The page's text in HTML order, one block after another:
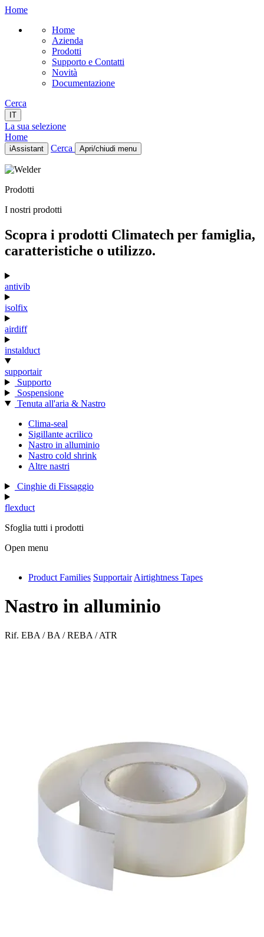
Home
Home
Azienda
Prodotti
Supporto e Contatti
Novità
Documentazione
Cerca
IT
La sua selezione
Home
iAssistant Cerca Apri/chiudi menu
Home
Prodotti
Novità
IT
Prodotti
I nostri prodotti
Scopra i prodotti Climatech per famiglia,
caratteristiche o utilizzo.
antivib
isolfix
airdiff
instalduct
supportair
Supporto
Sospensione
Tenuta all'aria & Nastro
Clima-seal
Sigillante acrilico
Nastro in alluminio
Nastro cold shrink
Altre nastri
Cinghie di Fissaggio
flexduct
Sfoglia tutti i prodotti
Open menu
antivib
isolfix
Product Families Supportair Airtightness Tapes
Nastro in alluminio
Rif. EBA / BA / REBA / ATR